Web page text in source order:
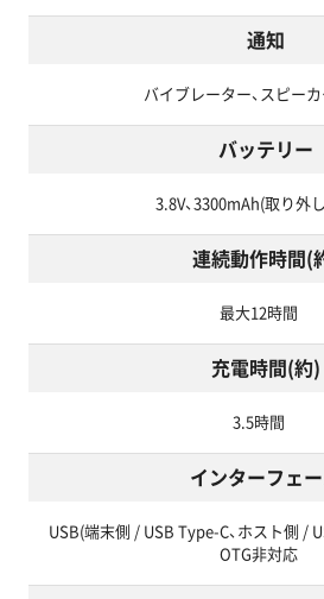
通知
バイブレーター、スピーカ
バッテリー
3.8V、3300mAh(取り外
連続動作時間(
最大12時間
充電時間(約)
3.5時間
インターフェー
USB(端末側 / USB Type-C、ホスト側 /
OTG非対応